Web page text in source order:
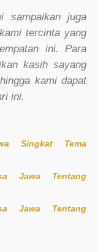
sampaikan juga
tercinta yang
ini. Para
kasih sayang
kami dapat
ini.
Singkat Tema
Jawa Tentang
Jawa Tentang